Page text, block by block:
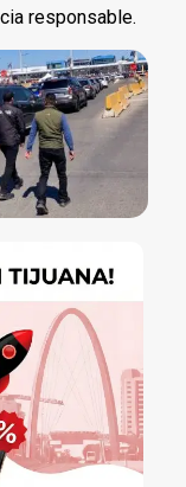
responsable.